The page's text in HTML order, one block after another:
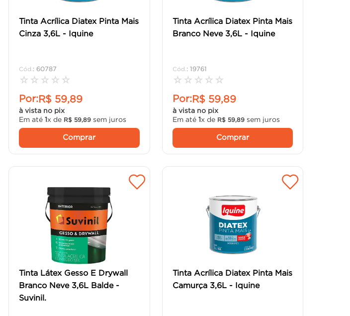
Tinta Acrílica Diatex Pinta Mais
Cinza 3,6L - Iquine
: 60787
☆ ☆ ☆ ☆ ☆
Por:R$ 59,89
à vista no pix
Em até1x de R$ 59 ,89 sem juros
Comprar
Tinta Acrílica Diatex Pinta Mais
Branco Neve 3,6L - Iquine
: 19761
☆ ☆ ☆ ☆ ☆
Por:R$ 59,89
à vista no pix
Em até 1x de R$ 59, 89sem juros
Comprar
Tinta Látex Gesso E Drywall
Branco Neve 3,6L Balde -
Suvinil.
Tinta Acrílica Diatex Pinta Mais
Camurça 3,6L - Iquine